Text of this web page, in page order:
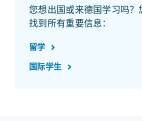
您想出国或来德国学习吗？
找到所有重要信息：
留学
国际学生